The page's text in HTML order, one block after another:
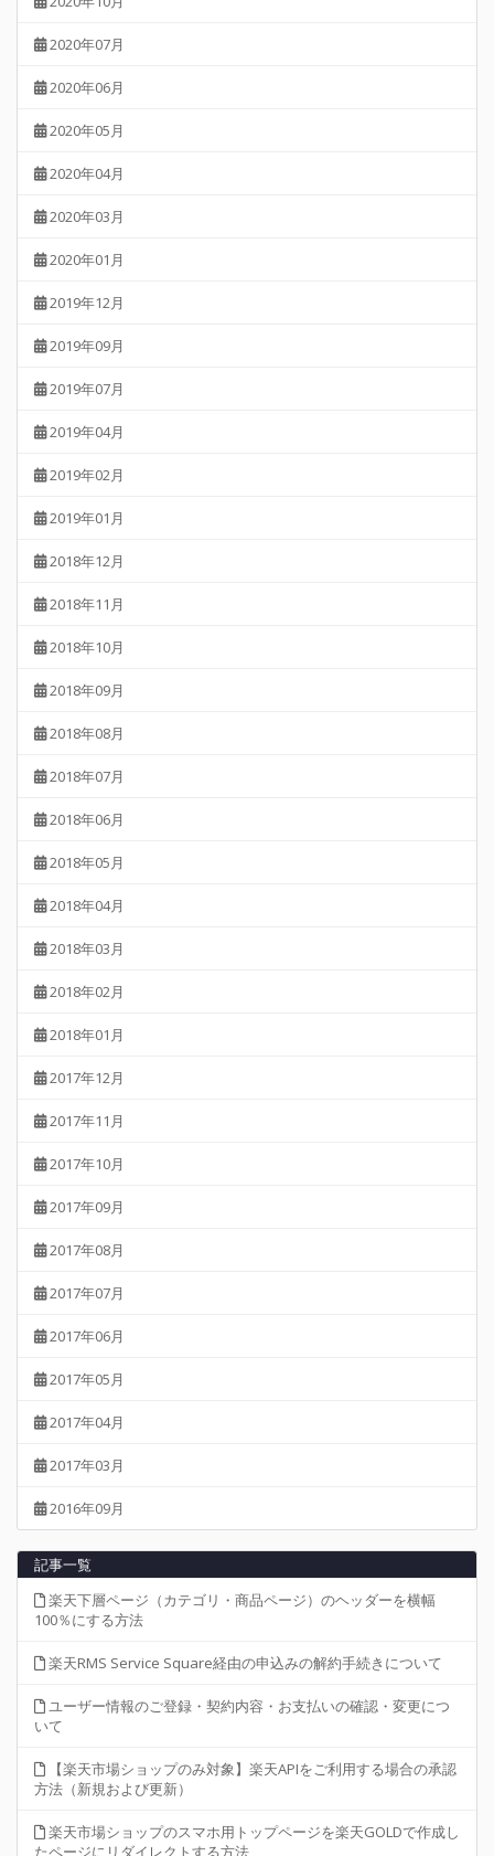
2020年07月
2020年06月
2020年05月
2020年04月
2020年03月
2020年01月
2019年12月
2019年09月
2019年07月
2019年04月
2019年02月
2019年01月
2018年12月
2018年11月
2018年10月
2018年09月
2018年08月
2018年07月
2018年06月
2018年05月
2018年04月
2018年03月
2018年02月
2018年01月
2017年12月
2017年11月
2017年10月
2017年09月
2017年08月
2017年07月
2017年06月
2017年05月
2017年04月
2017年03月
2016年09月
記事一覧
楽天下層ページ（カテゴリ・商品ページ）のヘッダーを横幅
100％にする方法
楽天RMS Service Square経由の申込みの解約手続きについて
ユーザー情報のご登録・契約内容・お支払いの確認・変更につ
いて
【楽天市場ショップのみ対象】楽天APIをご利用する場合の承認
方法（新規および更新）
楽天市場ショップのスマホ用トップページを楽天GOLDで作成し
たページにリダイレクトする方法